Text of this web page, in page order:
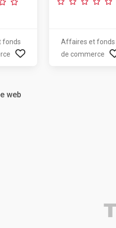
fonds
Affaires et fonds
de commerce
web